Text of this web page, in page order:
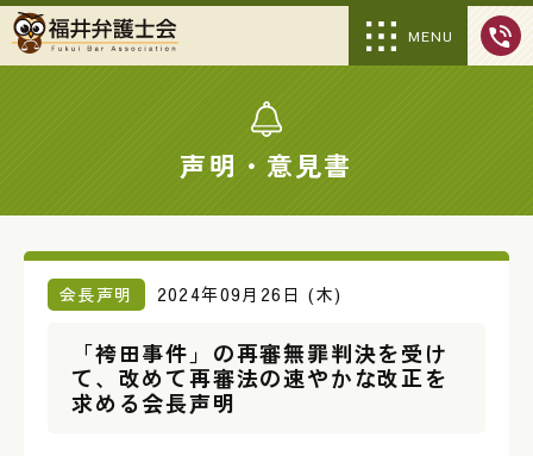
MENU
声明・意見書
会長声明 2024年09月26日 (木)
「袴田事件」の再審無罪判決を受け
て、改めて再審法の速やかな改正を
求める会長声明